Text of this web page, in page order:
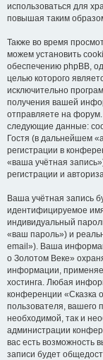
использоваться для
повышая таким
Также во время
можем установить
обеспечению phpBB,
целью которого
исключительно
получения вашей
отправляете на
следующие данные:
Гостя (в дальнейшем
регистрации в
«ваша учётная
регистрации и
Ваша учётная запись
идентифицируемое
индивидуальный
«ваш пароль») и
email»). Ваша
о Золотом Веке»
информации,
хостинга. Любая
конференции «Сказка
пользователя, вашего
необходимой, так и
администрации
вас есть возможность
записи будет